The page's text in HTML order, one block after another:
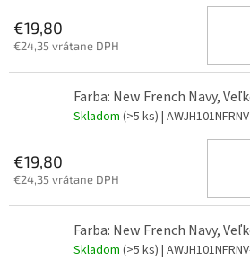
€19,80
€24,35 vrátane DPH
Farba: New French Navy,
Skladom (>5 ks) |
€19,80
€24,35 vrátane DPH
Farba: New French Navy,
Skladom (>5 ks) |